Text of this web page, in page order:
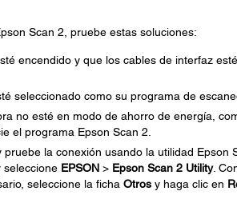
Scan 2, pruebe estas soluciones:
encendido y que los cables de interfaz
seleccionado como su programa de
no esté en modo de ahorro de energía,
el programa Epson Scan 2.
la conexión usando la utilidad Epson
EPSON> Epson Scan 2 Utility.
seleccione la ficha Otrosy haga clic en